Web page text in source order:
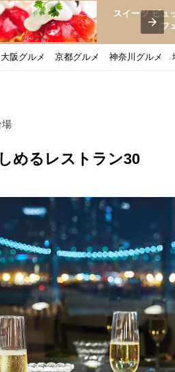
スイーツ ビュ
フ
大阪グルメ 京都グルメ 神奈川グルメ
場
めるレストラン30